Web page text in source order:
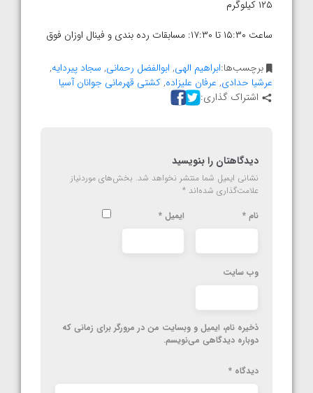
۱۲۵ کیلوگرم
ساعت ۱۵:۳۰ تا ۱۷:۳۰: مسابقات رده بندی و فینال اوزان فوق
برچسب‌ها:ابراهیم الهی, ابوالفضل رحمانی, سجاد پیردایه,
عرشیا حدادی, عرفان علیزاده,کشتی قهرمانی جوانان آسیا
اشتراک گذاری:
دیدگاهتان را بنویسید
نشانی ایمیل شما منتشر نخواهد شد. بخش‌های موردنیاز
علامت‌گذاری شده‌اند *
نام * ایمیل *
وب‌ سایت
ذخیره نام، ایمیل و وبسایت من در مرورگر برای زمانی که
دوباره دیدگاهی می‌نویسم.
دیدگاه *